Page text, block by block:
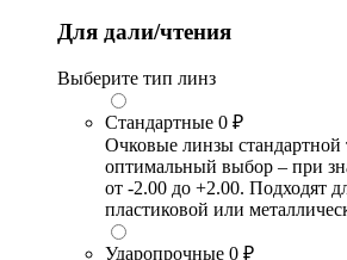
Для дали/чтения
Выберите тип линз
Стандартные 0 ₽
Очковые линзы
оптимальный выбор – при
от -2.00 до +2.00. Подходят
пластиковой или
Ударопрочные 0 ₽